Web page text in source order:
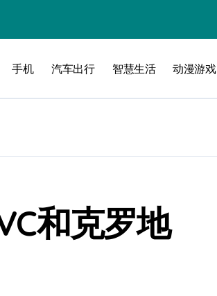
机械音
这次真急了
500e
手机 汽车出行 智慧生活 动漫游戏
和克罗地